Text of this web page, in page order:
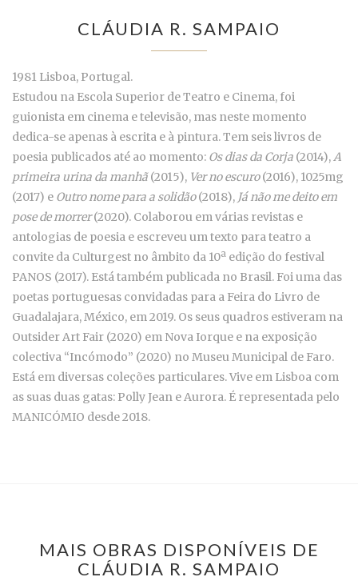
CLÁUDIA R. SAMPAIO
1981 Lisboa, Portugal.
Estudou na Escola Superior de Teatro e Cinema, foi
guionista em cinema e televisão, mas neste momento
dedica-se apenas à escrita e à pintura. Tem seis livros de
poesia publicados até ao momento: Os dias da Corja (2014),A
primeira urina da manhã(2015), Ver no escuro(2016), 1025mg
(2017) e Outro nome para a solidão(2018), Já não me deito em
pose de morrer(2020). Colaborou em várias revistas e
antologias de poesia e escreveu um texto para teatro a
convite da Culturgest no âmbito da 10ª edição do festival
PANOS (2017). Está também publicada no Brasil. Foi uma das
poetas portuguesas convidadas para a Feira do Livro de
Guadalajara, México, em 2019. Os seus quadros estiveram na
Outsider Art Fair (2020) em Nova Iorque e na exposição
colectiva “Incómodo” (2020) no Museu Municipal de Faro.
Está em diversas coleções particulares. Vive em Lisboa com
as suas duas gatas: Polly Jean e Aurora. É representada pelo
MANICÓMIO desde 2018.
MAIS OBRAS DISPONÍVEIS DE
CLÁUDIA R. SAMPAIO